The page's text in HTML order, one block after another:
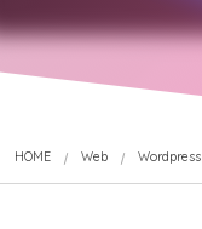
HOME Web Wordpress